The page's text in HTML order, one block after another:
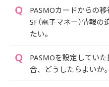
PASMOカードからの
SF（電子マネー）情報
たい。
PASMOを設定してい
合、どうしたらよいか。